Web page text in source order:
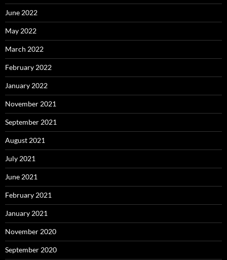
June 2022
May 2022
March 2022
February 2022
January 2022
November 2021
September 2021
August 2021
July 2021
June 2021
February 2021
January 2021
November 2020
September 2020